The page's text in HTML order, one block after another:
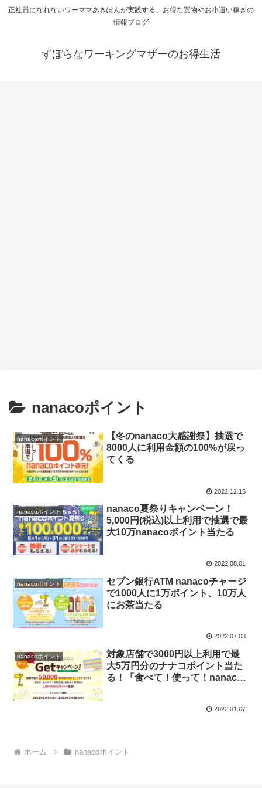
正社員になれないワーママあきぽんが実践する、お得な買物やお小遣い稼ぎの
情報ブログ
ずぼらなワーキングマザーのお得生活
nanacoポイント
nanacoポイント
【冬のnanaco大感謝祭】抽選で
8000人に利用金額の100%が戻っ
てくる
2022.12.15
nanacoポイント
nanaco夏祭りキャンペーン！
5,000円(税込)以上利用で抽選で最
大10万nanacoポイント当たる
2022.08.01
nanacoポイント
セブン銀行ATM nanacoチャージ
で1000人に1万ポイント、10万人
にお茶当たる
2022.07.03
nanacoポイント
対象店舗で3000円以上利用で最
大5万円分のナナコポイント当た
る！「食べて！使って！nanaco
2022.01.07
ホーム nanacoポイント